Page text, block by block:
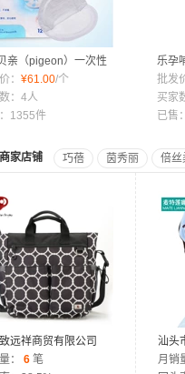
亲（pigeon）一次性
垫 120片装（袋装）
包邮
： ¥61.00/个
：4人
1355件
乐孕
抱枕
喂奶
批发
买家
已售
家店铺 巧蓓 茵秀丽 倍丝
远祥商贸有限公司
： 6 笔
汕头
制衣
月销